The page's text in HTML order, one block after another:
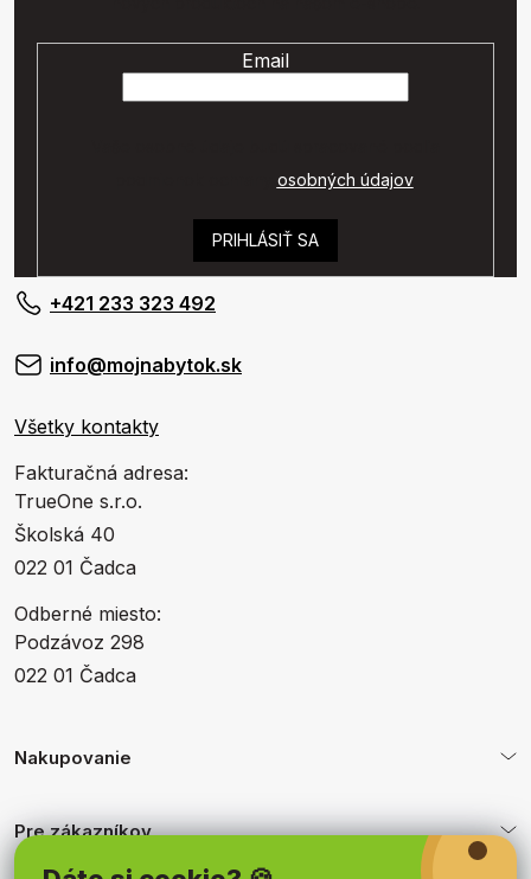
Email
osobných údajov.
PRIHLÁSIŤ SA
+421 233 323 492
info@mojnabytok.sk
Všetky kontakty
Fakturačná adresa:
TrueOne s.r.o.
Školská 40
022 01 Čadca
Odberné miesto:
Podzávoz 298
022 01 Čadca
Nakupovanie
Pre zákazníkov